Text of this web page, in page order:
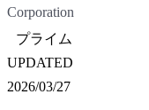
Corporation
プライム
UPDATED
2026/03/27